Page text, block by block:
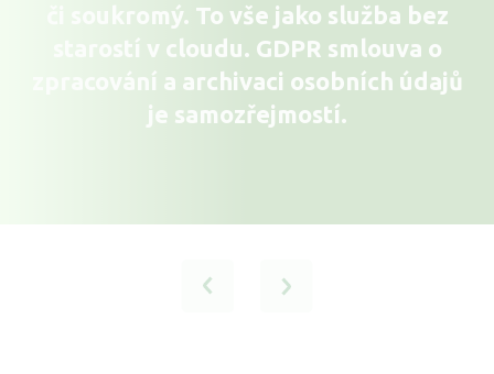
či soukromý. To vše jako služba bez
starostí v cloudu. GDPR smlouva o
zpracování a archivaci osobních údajů
je samozřejmostí.